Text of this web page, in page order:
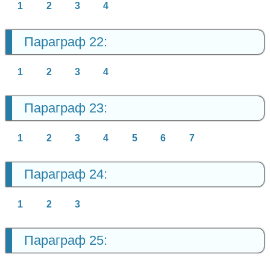
1 2 3 4
Параграф 22:
1 2 3 4
Параграф 23:
1 2 3 4 5 6 7
Параграф 24:
1 2 3
Параграф 25: